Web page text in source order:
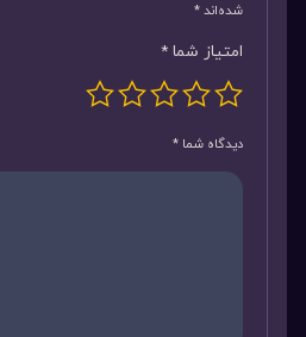
شده‌اند*
امتیاز شما *
دیدگاه شما *